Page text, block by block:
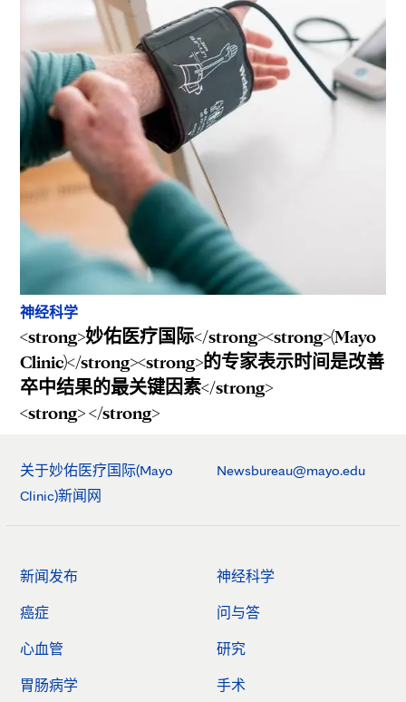
神经科学
<strong>妙佑医疗国际</strong><strong>(Mayo
Clinic)</strong><strong>的专家表示时间是改善
卒中结果的最关键因素</strong>
<strong> </strong>
关于妙佑医疗国际(Mayo
Clinic)新闻网
Newsbureau@mayo.edu
新闻发布
癌症
心血管
胃肠病学
神经科学
问与答
研究
手术